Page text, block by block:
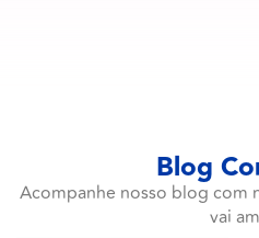
Blog
Acompanhe nosso blog com
vai